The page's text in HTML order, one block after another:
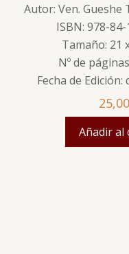
Autor: Ven.
ISBN: 978-
Tamaño: 21
Nº de
Fecha de
25,00
Añadir al